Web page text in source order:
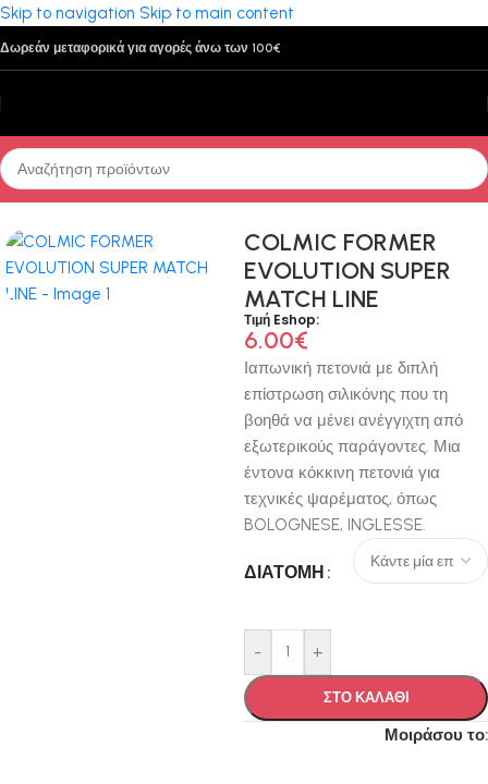
Skip to navigation Skip to main content
Δωρεάν μεταφορικά για αγορές άνω των 100€
Αρχική σελίδα/Πετονιές/Απλές (Monofilament)
COLMIC FORMER
EVOLUTION SUPER
MATCH LINE
Τιμή Eshop:
6.00€
Ιαπωνική πετονιά με διπλή
επίστρωση σιλικόνης που τη
βοηθά να μένει ανέγγιχτη από
εξωτερικούς παράγοντες. Μια
έντονα κόκκινη πετονιά για
τεχνικές ψαρέματος, όπως
BOLOGNESE, INGLESSE.
ΔΙΑΤΟΜΗ
- +
ΣΤΟ ΚΑΛΑΘΙ
Μοιράσου το: